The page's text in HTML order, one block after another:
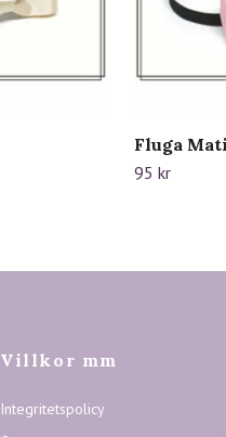
Fluga
95 kr
Villkor mm
Integritetspolicy